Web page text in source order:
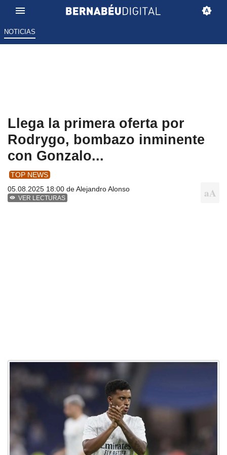
NOTICIAS
Llega la primera oferta por
Rodrygo, bombazo inminente
con Gonzalo...
TOP NEWS
05.08.2025 18:00 deAlejandro Alonso
VER LECTURAS